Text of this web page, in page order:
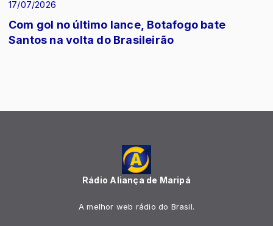
17/07/2026
Com gol no último lance, Botafogo bate
Santos na volta do Brasileirão
Rádio Aliança de Maripá
A melhor web rádio do Brasil.